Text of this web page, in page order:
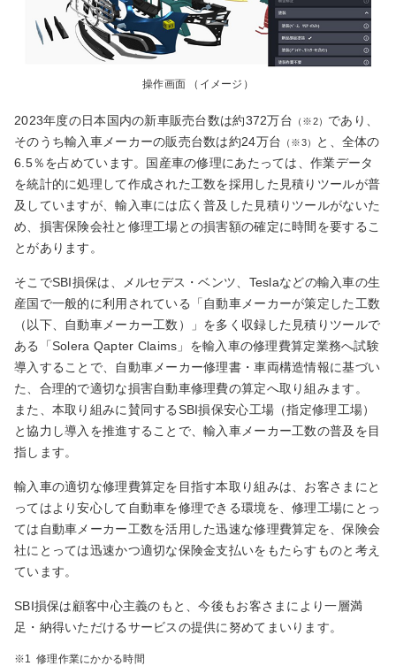
操作画面 （イメージ）
2023年度の日本国内の新車販売台数は約372万台 （※2） であり、
そのうち輸入車メーカーの販売台数は約24万台 （※3）
と、全体の
6.5％を占めています。国産車の修理にあたっては、作業データ
を統計的に処理して作成された工数を採用した見積りツールが普
及していますが、輸入車には広く普及した見積りツールがないた
め、損害保険会社と修理工場との損害額の確定に時間を要するこ
とがあります。
そこでSBI損保は、メルセデス・ベンツ、Teslaなどの輸入車の生
産国で一般的に利用されている「自動車メーカーが策定した工数
（以下、自動車メーカー工数）」を多く収録した見積りツールで
ある「Solera Qapter Claims」を輸入車の修理費算定業務へ試験
導入することで、自動車メーカー修理書・車両構造情報に基づい
た、合理的で適切な損害自動車修理費の算定へ取り組みます。
また、本取り組みに賛同するSBI損保安心工場（指定修理工場）
と協力し導入を推進することで、輸入車メーカー工数の普及を目
指します。
輸入車の適切な修理費算定を目指す本取り組みは、お客さまにと
ってはより安心して自動車を修理できる環境を、修理工場にとっ
ては自動車メーカー工数を活用した迅速な修理費算定を、保険会
社にとっては迅速かつ適切な保険金支払いをもたらすものと考え
ています。
SBI損保は顧客中心主義のもと、今後もお客さまにより一層満
足・納得いただけるサービスの提供に努めてまいります。
※1 修理作業にかかる時間